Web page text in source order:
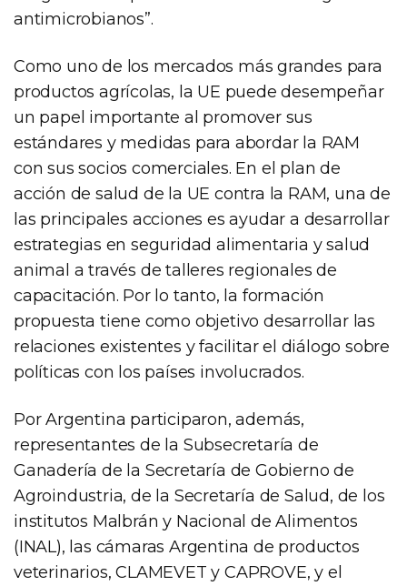
antimicrobianos”.
Como uno de los mercados más grandes para
productos agrícolas, la UE puede desempeñar
un papel importante al promover sus
estándares y medidas para abordar la RAM
con sus socios comerciales. En el plan de
acción de salud de la UE contra la RAM, una de
las principales acciones es ayudar a desarrollar
estrategias en seguridad alimentaria y salud
animal a través de talleres regionales de
capacitación. Por lo tanto, la formación
propuesta tiene como objetivo desarrollar las
relaciones existentes y facilitar el diálogo sobre
políticas con los países involucrados.
Por Argentina participaron, además,
representantes de la Subsecretaría de
Ganadería de la Secretaría de Gobierno de
Agroindustria, de la Secretaría de Salud, de los
institutos Malbrán y Nacional de Alimentos
(INAL), las cámaras Argentina de productos
veterinarios, CLAMEVET y CAPROVE, y el